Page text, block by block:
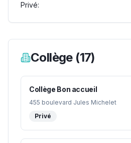
Privé:
Collège(17)
Collège Bon accueil
455 boulevard Jules Michelet
Privé